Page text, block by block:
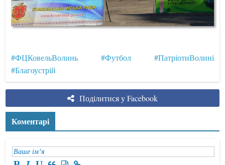
#ФЦКовельВолинь #Футбол
#ПатріотиВолині
#Благоустрій
Поділитися у Facebook
Коментарі